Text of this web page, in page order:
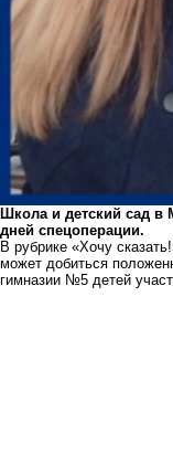
Школа и детский сад в
дней спецоперации.
В рубрике «Хочу
может добиться
гимназии №5 детей